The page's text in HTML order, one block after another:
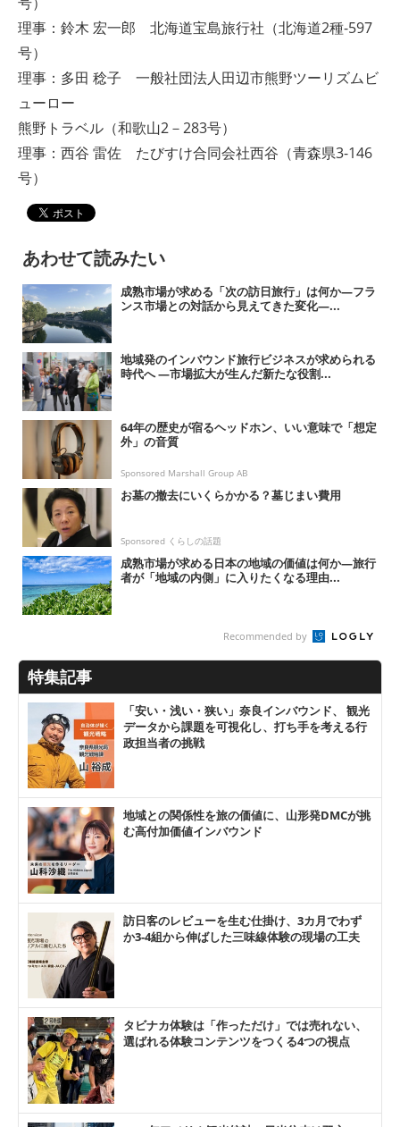
理事：鈴木 宏一郎 北海道宝島旅行社（北海道2種-597
号）
理事：多田 稔子 一般社団法人田辺市熊野ツーリズムビ
ューロー
熊野トラベル（和歌山2－283号）
理事：西谷 雷佐 たびすけ合同会社西谷（青森県3-146
号）
あわせて読みたい
成熟市場が求める「次の訪日旅行」は何か―フラ
ンス市場との対話から見えてきた変化―...
地域発のインバウンド旅行ビジネスが求められる
時代へ ―市場拡大が生んだ新たな役割...
64年の歴史が宿るヘッドホン、いい意味で「想定
外」の音質
Sponsored Marshall Group AB
お墓の撤去にいくらかかる？墓じまい費用
Sponsored くらしの話題
成熟市場が求める日本の地域の価値は何か―旅行
者が「地域の内側」に入りたくなる理由...
Recommended by
特集記事
「安い・浅い・狭い」奈良インバウンド、 観光
データから課題を可視化し、打ち手を考える行
政担当者の挑戦
地域との関係性を旅の価値に、山形発DMCが挑
む高付加価値インバウンド
訪日客のレビューを生む仕掛け、3カ月でわず
か3-4組から伸ばした三味線体験の現場の工夫
タビナカ体験は「作っただけ」では売れない、
選ばれる体験コンテンツをつくる4つの視点